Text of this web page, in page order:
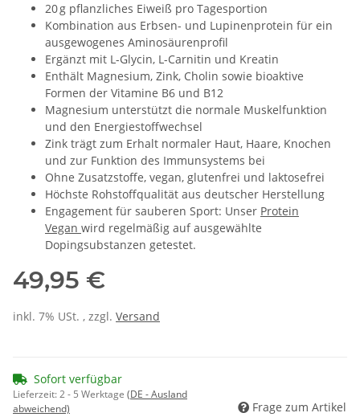
20 g pflanzliches Eiweiß pro Tagesportion
Kombination aus Erbsen- und Lupinenprotein für ein
ausgewogenes Aminosäurenprofil
Ergänzt mit L-Glycin, L-Carnitin und Kreatin
Enthält Magnesium, Zink, Cholin sowie bioaktive
Formen der Vitamine B6 und B12
Magnesium unterstützt die normale Muskelfunktion
und den Energiestoffwechsel
Zink trägt zum Erhalt normaler Haut, Haare, Knochen
und zur Funktion des Immunsystems bei
Ohne Zusatzstoffe, vegan, glutenfrei und laktosefrei
Höchste Rohstoffqualität aus deutscher Herstellung
Engagement für sauberen Sport: Unser Protein
Vegan wird regelmäßig auf ausgewählte
Dopingsubstanzen getestet.
49,95 €
inkl. 7% USt. , zzgl. Versand
Sofort verfügbar
Lieferzeit:2 - 5 Werktage (DE - Ausland
abweichend)
Frage zum Artikel